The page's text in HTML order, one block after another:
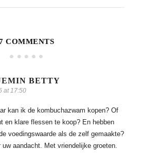
COMMENTS
BETTY
at 17:50
kan ik de kombuchazwam kopen? Of
en klare flessen te koop? En hebben
voedingswaarde als de zelf gemaakte?
uw aandacht. Met vriendelijke groeten.